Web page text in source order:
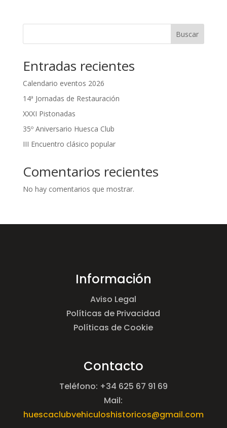
Buscar
Entradas recientes
Calendario eventos 2026
14ª Jornadas de Restauración
XXXI Pistonadas
35º Aniversario Huesca Club
III Encuentro clásico popular
Comentarios recientes
No hay comentarios que mostrar.
Información
Aviso Legal
Políticas de Privacidad
Políticas de Cookie
Contacto
Teléfono: +34 625 67 91 69
Mail:
huescaclubvehiculoshistoricos@gmail.com